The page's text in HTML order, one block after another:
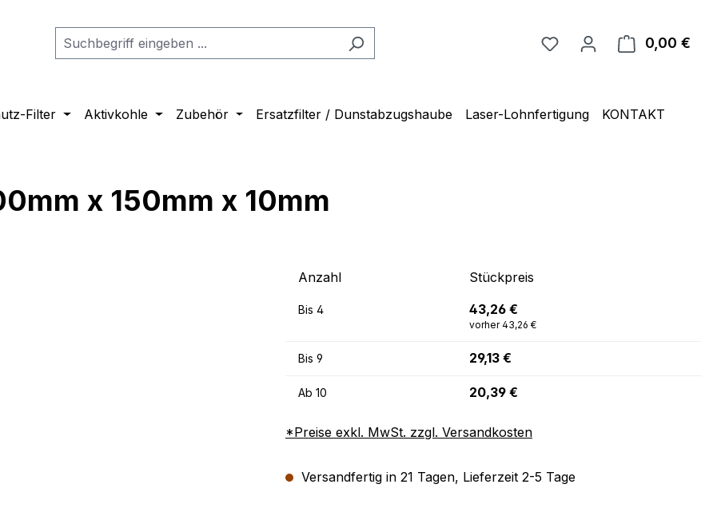
0,00 €
Filter Aktivkohle Zubehör Ersatzfilter / Dunstabzugshaube Laser-Lohnfertigung KONTAKT
x 150mm x 10mm
Anzahl Stückpreis
Bis 4 43,26 €
vorher 43,26 €
Bis 9 29,13 €
Ab 10 20,39 €
*Preise exkl. MwSt. zzgl. Versandkosten
Versandfertig in 21 Tagen, Lieferzeit 2-5 Tage